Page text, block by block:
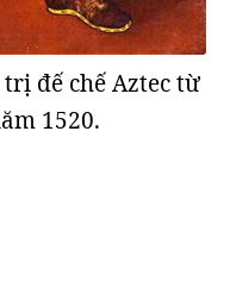
đế chế Aztec từ
1520.